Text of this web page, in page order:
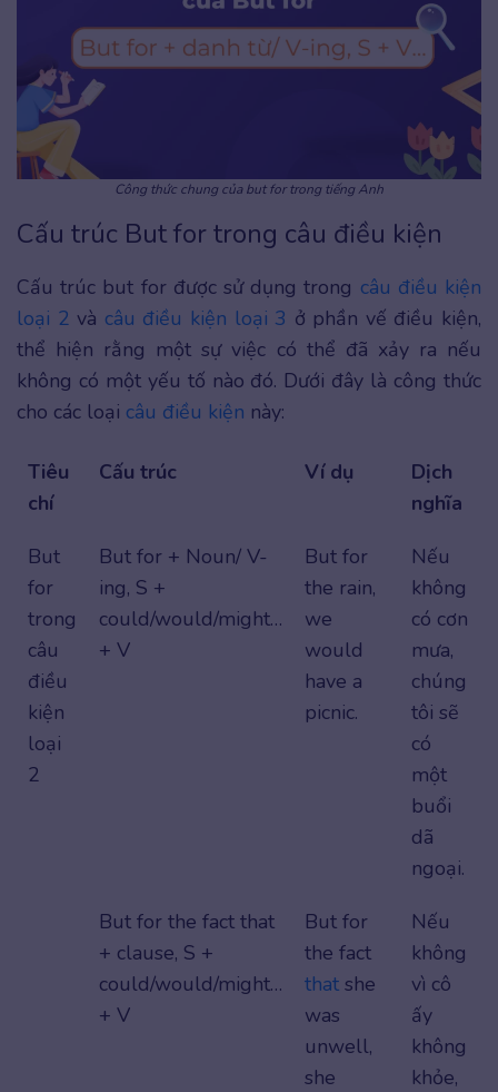
Công thức chung của but for trong tiếng Anh
Cấu trúc But for trong câu điều kiện
Cấu trúc but for được sử dụng trong câu điều kiện
loại 2 và câu điều kiện loại 3 ở phần vế điều kiện,
thể hiện rằng một sự việc có thể đã xảy ra nếu
không có một yếu tố nào đó. Dưới đây là công thức
cho các loại câu điều kiện này:
Tiêu
chí
Cấu trúc Ví dụ
Dịch
nghĩa
But
for
trong
câu
điều
kiện
loại
2
But for + Noun/ V-
ing, S +
could/would/might…
+ V
But for
the rain,
we
would
have a
picnic.
Nếu
không
có cơn
mưa,
chúng
tôi sẽ
có
một
buổi
dã
ngoại.
But for the fact that
+ clause, S +
could/would/might…
+ V
But for
the fact
that she
was
unwell,
she
Nếu
không
vì cô
ấy
không
khỏe,